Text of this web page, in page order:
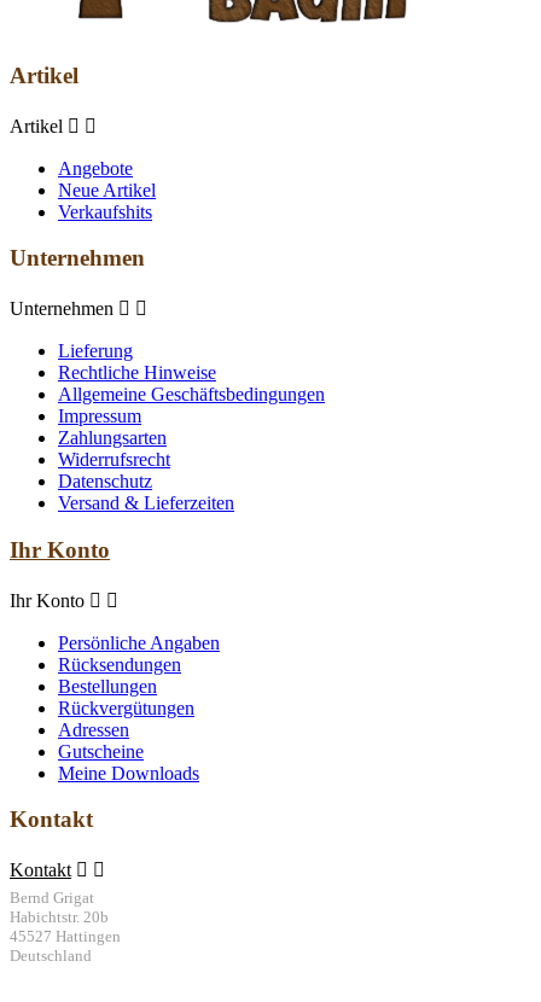
Artikel
Artikel  
Angebote
Neue Artikel
Verkaufshits
Unternehmen
Unternehmen  
Lieferung
Rechtliche Hinweise
Allgemeine Geschäftsbedingungen
Impressum
Zahlungsarten
Widerrufsrecht
Datenschutz
Versand & Lieferzeiten
Ihr Konto
Ihr Konto  
Persönliche Angaben
Rücksendungen
Bestellungen
Rückvergütungen
Adressen
Gutscheine
Meine Downloads
Kontakt
Kontakt  
Bernd Grigat
Habichtstr. 20b
45527 Hattingen
Deutschland